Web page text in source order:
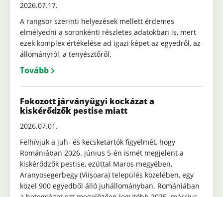
2026.07.17.
A rangsor szerinti helyezések mellett érdemes
elmélyedni a soronkénti részletes adatokban is, mert
ezek komplex értékelése ad igazi képet az egyedről, az
állományról, a tenyésztőről.
Tovább
Fokozott járványügyi kockázat a
kiskérődzők pestise miatt
2026.07.01.
Felhívjuk a juh- és kecsketartók figyelmét, hogy
Romániában 2026. június 5-én ismét megjelent a
kiskérődzők pestise, ezúttal Maros megyében,
Aranyosegerbegy (Viișoara) település közelében, egy
közel 900 egyedből álló juhállományban. Romániában